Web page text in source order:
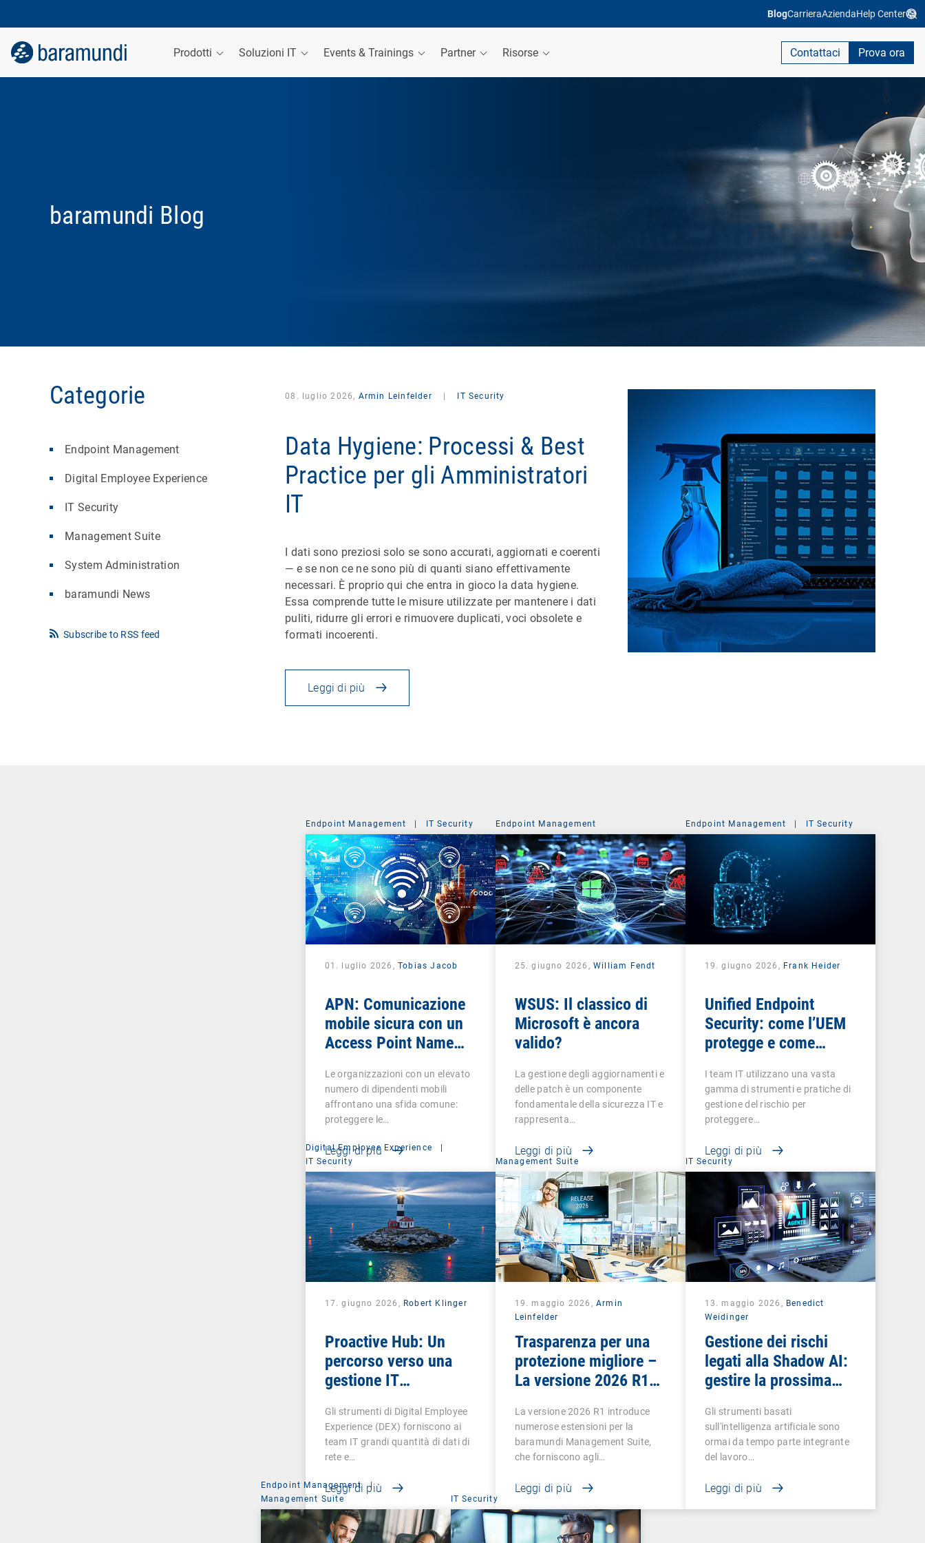
BlogCarrieraAziendaHelp Center
Prodotti Soluzioni IT Events & Trainings Partner Risorse Contattaci Prova ora
baramundi Blog
Categorie
Endpoint Management
Digital Employee Experience
IT Security
Management Suite
System Administration
baramundi News
Subscribe to RSS feed
08. luglio 2026, Armin Leinfelder IT Security
Data Hygiene: Processi & Best
Practice per gli Amministratori
IT
I dati sono preziosi solo se sono accurati, aggiornati e coerenti
— e se non ce ne sono più di quanti siano effettivamente
necessari. È proprio qui che entra in gioco la data hygiene.
Essa comprende tutte le misure utilizzate per mantenere i dati
puliti, ridurre gli errori e rimuovere duplicati, voci obsolete e
formati incoerenti.
Leggi di più
Endpoint Management | IT Security
01. luglio 2026, Tobias Jacob
APN: Comunicazione
mobile sicura con un
Access Point Name
Le organizzazioni con un elevato
numero di dipendenti mobili
affrontano una sfida comune:
proteggere le…
Leggi di più
Endpoint Management
25. giugno 2026, William Fendt
WSUS: Il classico di
Microsoft è ancora
valido?
La gestione degli aggiornamenti e
delle patch è un componente
fondamentale della sicurezza IT e
rappresenta…
Leggi di più
Endpoint Management | IT Security
19. giugno 2026, Frank Heider
Unified Endpoint
Security: come l’UEM
protegge e come
I team IT utilizzano una vasta
gamma di strumenti e pratiche di
gestione del rischio per
proteggere…
Leggi di più
Digital Employee Experience
|
IT Security
17. giugno 2026, Robert Klinger
Proactive Hub: Un
percorso verso una
gestione IT
Gli strumenti di Digital Employee
Experience (DEX) forniscono ai
team IT grandi quantità di dati di
rete e…
Leggi di più
Management Suite
19. maggio 2026, Armin
Leinfelder
Trasparenza per una
protezione migliore –
La versione 2026 R1
molti ambiti
La versione 2026 R1 introduce
numerose estensioni per la
baramundi Management Suite,
che forniscono agli…
Leggi di più
IT Security
13. maggio 2026, Benedict
Weidinger
Gestione dei rischi
legati alla Shadow AI:
gestire la prossima
Gli strumenti basati
sull'intelligenza artificiale sono
ormai da tempo parte integrante
del lavoro…
Leggi di più
Endpoint Management
|
Management Suite
IT Security